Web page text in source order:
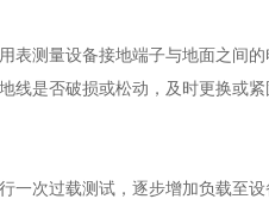
表测量设备接地端子与地面之间
线是否破损或松动，及时更换或紧
一次过载测试，逐步增加负载至